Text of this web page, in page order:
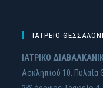
ΙΑΤΡΕΙΟ
ΙΑΤΡΙΚΟ
Ασκληπιού 10, Πυλαία
ος